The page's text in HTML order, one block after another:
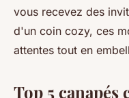
vous recevez des
d'un coin cozy, ces
attentes tout en
Top 5